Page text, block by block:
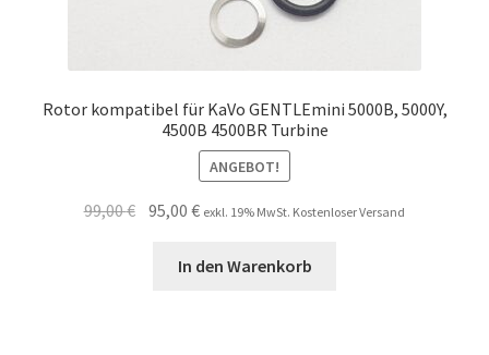
Rotor kompatibel für KaVo GENTLEmini 5000B, 5000Y,
4500B 4500BR Turbine
ANGEBOT!
99,00€ Ursprünglicher
95,00€Aktueller
ist:
exkl. 19% MwSt. Kostenloser Versand
In den Warenkorb